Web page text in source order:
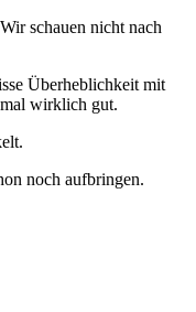
schauen nicht nach
Überheblichkeit mit
wirklich gut.
noch aufbringen.